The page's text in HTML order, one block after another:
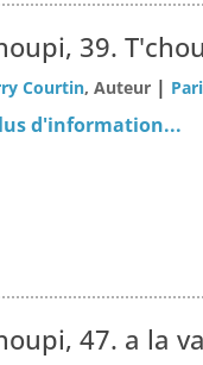
39.
Courtin, Auteur |
d'information...
47. a la